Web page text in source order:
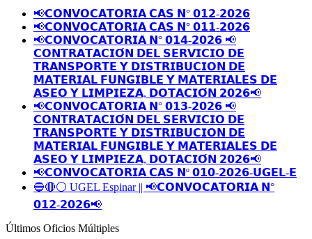
📢𝗖𝗢𝗡𝗩𝗢𝗖𝗔𝗧𝗢𝗥𝗜𝗔 𝗖𝗔𝗦 𝗡° 𝟬𝟭𝟮-𝟮𝟬𝟮𝟲
📢𝗖𝗢𝗡𝗩𝗢𝗖𝗔𝗧𝗢𝗥𝗜𝗔 𝗖𝗔𝗦 𝗡° 𝟬𝟭𝟭-𝟮𝟬𝟮𝟲
📢𝗖𝗢𝗡𝗩𝗢𝗖𝗔𝗧𝗢𝗥𝗜𝗔 𝗡° 𝟬𝟭𝟰-𝟮𝟬𝟮𝟲 📢
𝗖𝗢𝗡𝗧𝗥𝗔𝗧𝗔𝗖𝗜𝗢́𝗡 𝗗𝗘𝗟 𝗦𝗘𝗥𝗩𝗜𝗖𝗜𝗢 𝗗𝗘
𝗧𝗥𝗔𝗡𝗦𝗣𝗢𝗥𝗧𝗘 𝗬 𝗗𝗜𝗦𝗧𝗥𝗜𝗕𝗨𝗖𝗜𝗢𝗡 𝗗𝗘
𝗠𝗔𝗧𝗘𝗥𝗜𝗔𝗟 𝗙𝗨𝗡𝗚𝗜𝗕𝗟𝗘 𝗬 𝗠𝗔𝗧𝗘𝗥𝗜𝗔𝗟𝗘𝗦 𝗗𝗘
𝗔𝗦𝗘𝗢 𝗬 𝗟𝗜𝗠𝗣𝗜𝗘𝗭𝗔, 𝗗𝗢𝗧𝗔𝗖𝗜𝗢́𝗡 𝟮𝟬𝟮𝟲📢
📢𝗖𝗢𝗡𝗩𝗢𝗖𝗔𝗧𝗢𝗥𝗜𝗔 𝗡° 𝟬𝟭𝟯-𝟮𝟬𝟮𝟲 📢
𝗖𝗢𝗡𝗧𝗥𝗔𝗧𝗔𝗖𝗜𝗢́𝗡 𝗗𝗘𝗟 𝗦𝗘𝗥𝗩𝗜𝗖𝗜𝗢 𝗗𝗘
𝗧𝗥𝗔𝗡𝗦𝗣𝗢𝗥𝗧𝗘 𝗬 𝗗𝗜𝗦𝗧𝗥𝗜𝗕𝗨𝗖𝗜𝗢𝗡 𝗗𝗘
𝗠𝗔𝗧𝗘𝗥𝗜𝗔𝗟 𝗙𝗨𝗡𝗚𝗜𝗕𝗟𝗘 𝗬 𝗠𝗔𝗧𝗘𝗥𝗜𝗔𝗟𝗘𝗦 𝗗𝗘
𝗔𝗦𝗘𝗢 𝗬 𝗟𝗜𝗠𝗣𝗜𝗘𝗭𝗔, 𝗗𝗢𝗧𝗔𝗖𝗜𝗢́𝗡 𝟮𝟬𝟮𝟲📢
📢𝗖𝗢𝗡𝗩𝗢𝗖𝗔𝗧𝗢𝗥𝗜𝗔 𝗖𝗔𝗦 𝗡º 𝟬𝟭𝟬-𝟮𝟬𝟮𝟲-𝗨𝗚𝗘𝗟-𝗘
🔵🔴⚪️ UGEL Espinar || 📢𝗖𝗢𝗡𝗩𝗢𝗖𝗔𝗧𝗢𝗥𝗜𝗔 𝗡°
𝟬𝟭𝟮-𝟮𝟬𝟮𝟲📢
Últimos Oficios Múltiples